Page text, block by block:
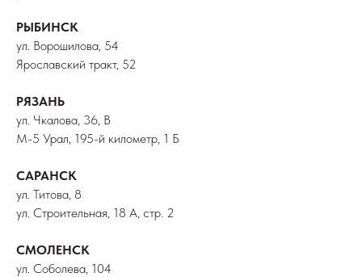
РЫБИНСК
ул. Ворошилова, 54
Ярославский тракт, 52
РЯЗАНЬ
ул. Чкалова, 36, В
М-5 Урал, 195-й километр, 1 Б
САРАНСК
ул. Титова, 8
ул. Строительная, 18 А, стр. 2
СМОЛЕНСК
ул. Соболева, 104